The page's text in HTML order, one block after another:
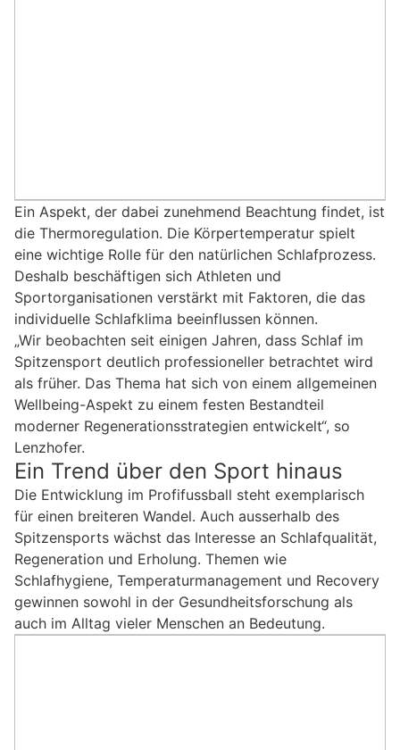
Ein Aspekt, der dabei zunehmend Beachtung findet, ist
die Thermoregulation. Die Körpertemperatur spielt
eine wichtige Rolle für den natürlichen Schlafprozess.
Deshalb beschäftigen sich Athleten und
Sportorganisationen verstärkt mit Faktoren, die das
individuelle Schlafklima beeinflussen können.
„Wir beobachten seit einigen Jahren, dass Schlaf im
Spitzensport deutlich professioneller betrachtet wird
als früher. Das Thema hat sich von einem allgemeinen
Wellbeing-Aspekt zu einem festen Bestandteil
moderner Regenerationsstrategien entwickelt“, so
Lenzhofer.
Ein Trend über den Sport hinaus
Die Entwicklung im Profifussball steht exemplarisch
für einen breiteren Wandel. Auch ausserhalb des
Spitzensports wächst das Interesse an Schlafqualität,
Regeneration und Erholung. Themen wie
Schlafhygiene, Temperaturmanagement und Recovery
gewinnen sowohl in der Gesundheitsforschung als
auch im Alltag vieler Menschen an Bedeutung.